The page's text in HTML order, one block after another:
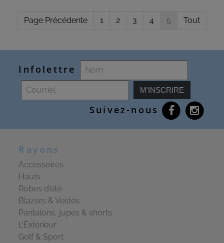
Page Précédente 1 2 3 4 5 Tout
Infolettre
M'INSCRIRE
Suivez-nous
Rayons
Accessoires
Hauts
Robes d'été
Blazers & Vestes
Pantalons, jupes & shorts
L'Extérieur
Golf & Sport